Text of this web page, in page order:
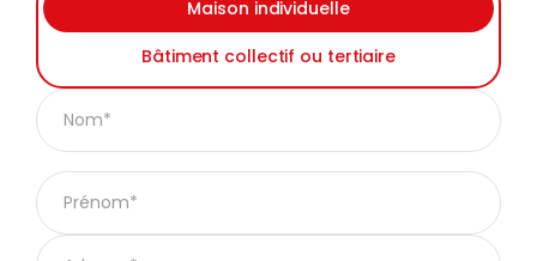
Maison individuelle
Bâtiment collectif ou tertiaire